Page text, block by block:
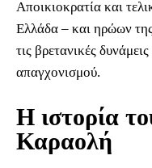
Αποικιοκρατία και
Ελλάδα – και ηρώων
τις βρετανικές
απαγχονισμού.
Η ιστορία
Καραολή